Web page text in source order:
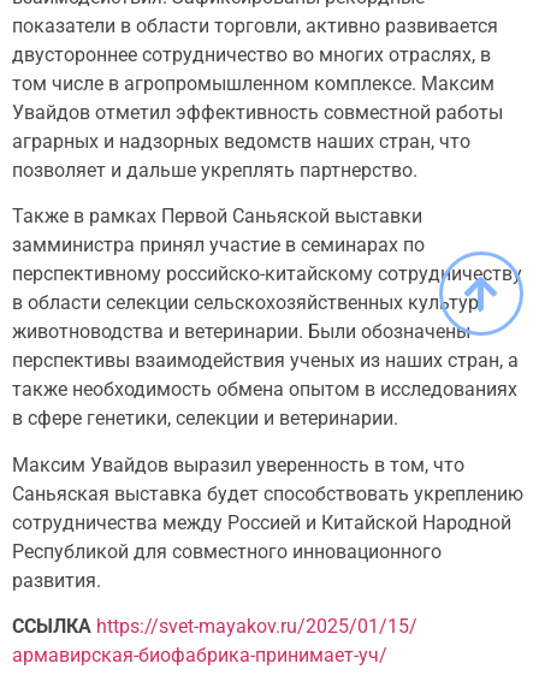
показатели в области торговли, активно развивается
двустороннее сотрудничество во многих отраслях, в
том числе в агропромышленном комплексе. Максим
Увайдов отметил эффективность совместной работы
аграрных и надзорных ведомств наших стран, что
позволяет и дальше укреплять партнерство.
Также в рамках Первой Саньяской выставки
замминистра принял участие в семинарах по
перспективному российско-китайскому сотрудничеству
в области селекции сельскохозяйственных культур,
животноводства и ветеринарии. Были обозначены
перспективы взаимодействия ученых из наших стран, а
также необходимость обмена опытом в исследованиях
в сфере генетики, селекции и ветеринарии.
Максим Увайдов выразил уверенность в том, что
Саньяская выставка будет способствовать укреплению
сотрудничества между Россией и Китайской Народной
Республикой для совместного инновационного
развития.
ССЫЛКА https://svet-mayakov.ru/2025/01/15/
армавирская-биофабрика-принимает-уч/